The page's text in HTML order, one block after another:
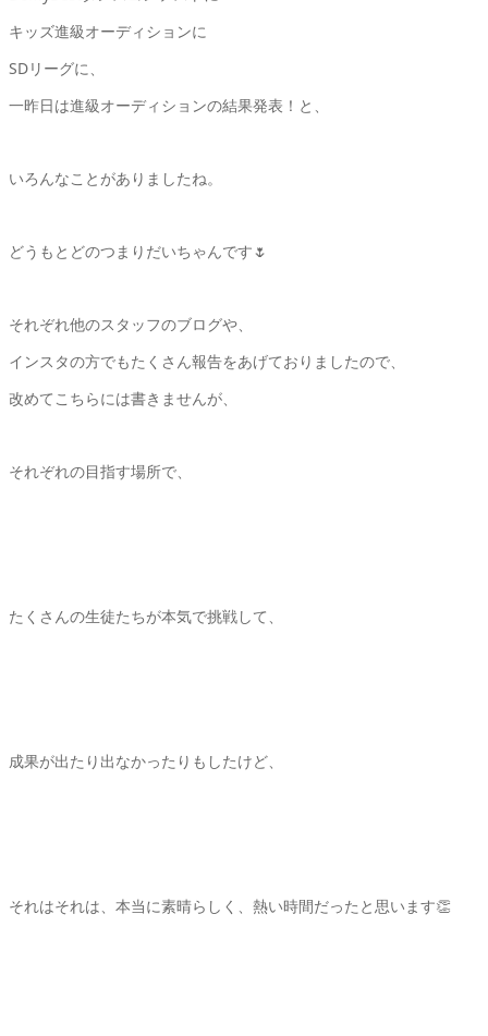
キッズ進級オーディションに
SDリーグに、
一昨日は進級オーディションの結果発表！と、
いろんなことがありましたね。
どうもとどのつまりだいちゃんです🌷
それぞれ他のスタッフのブログや、
インスタの方でもたくさん報告をあげておりましたので、
改めてこちらには書きませんが、
それぞれの目指す場所で、
たくさんの生徒たちが本気で挑戦して、
成果が出たり出なかったりもしたけど、
それはそれは、本当に素晴らしく、熱い時間だったと思います👏